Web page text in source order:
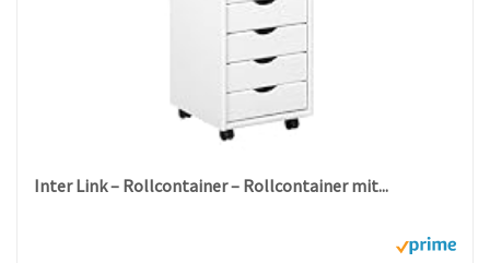
Inter Link – Rollcontainer – Rollcontainer mit...